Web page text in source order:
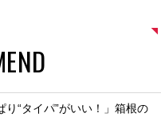
り“タイパ”がいい！」箱根の